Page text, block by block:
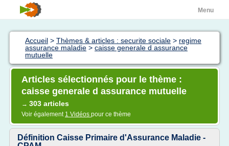
Menu
Accueil > Thèmes & articles : securite sociale > regime
assurance maladie > caisse generale d assurance
mutuelle
Articles sélectionnés pour le thème :
caisse generale d assurance mutuelle
→ 303 articles
Voir également 1 Vidéos pour ce thème
Définition Caisse Primaire d'Assurance Maladie -